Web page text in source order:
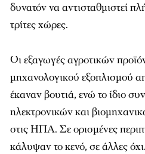
δυνατόν να αντισταθμιστεί
τρίτες χώρες.
Οι εξαγωγές αγροτικών
μηχανολογικού εξοπλισμού
έκαναν βουτιά, ενώ το ίδιο
ηλεκτρονικών και
στις ΗΠΑ. Σε ορισμένες
κάλυψαν το κενό, σε άλλες όχι.